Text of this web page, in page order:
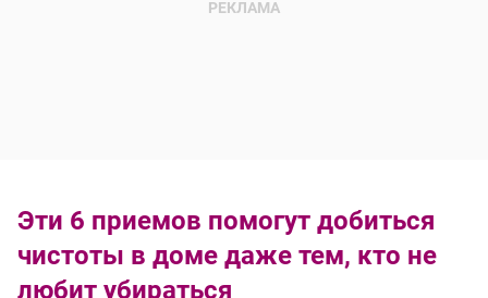
Эти 6 приемов помогут добиться
чистоты в доме даже тем, кто не
любит убираться